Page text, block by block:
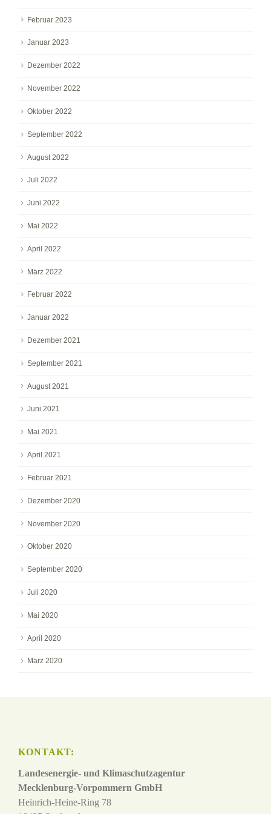
Februar 2023
Januar 2023
Dezember 2022
November 2022
Oktober 2022
September 2022
August 2022
Juli 2022
Juni 2022
Mai 2022
April 2022
März 2022
Februar 2022
Januar 2022
Dezember 2021
September 2021
August 2021
Juni 2021
Mai 2021
April 2021
Februar 2021
Dezember 2020
November 2020
Oktober 2020
September 2020
Juli 2020
Mai 2020
April 2020
März 2020
KONTAKT:
Landesenergie- und Klimaschutzagentur
Mecklenburg-Vorpommern GmbH
Heinrich-Heine-Ring 78